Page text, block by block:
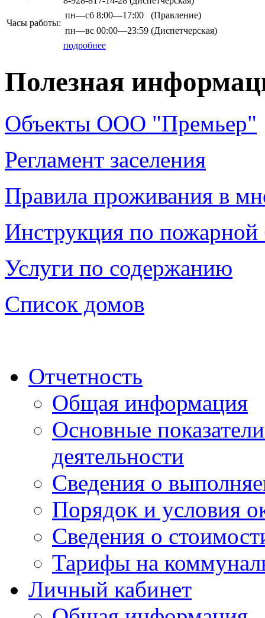
Часы работы:
пн—сб 8:00—17:00
(Правление)
пн—вс 00:00—23:59 (Диспетчерская)
подробнее
Полезная
Объекты ООО "Премьер"
Регламент заселения
Правила проживания в
Инструкция по пожарной
Услуги по содержанию
Список домов
Отчетность
Общая информация
Основные
деятельности
Сведения о
Порядок и условия
Сведения о
Тарифы на
Личный кабинет